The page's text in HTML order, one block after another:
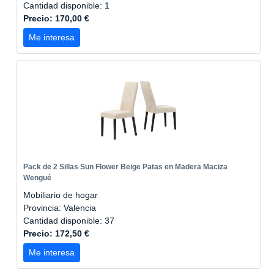
Cantidad disponible: 1
Precio: 170,00 €
Me interesa
Pack de 2 Sillas Sun Flower Beige Patas en Madera Maciza
Wengué
Mobiliario de hogar
Provincia: Valencia
Cantidad disponible: 37
Precio: 172,50 €
Me interesa